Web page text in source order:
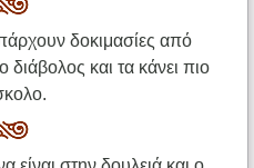
δοκιμασίες από
διάβολος και τα κάνει πιο